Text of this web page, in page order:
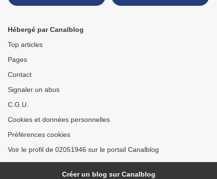
7 ème EDITION
Hébergé par Canalblog
Top articles
Pages
Contact
Signaler un abus
C.G.U.
Cookies et données personnelles
Préférences cookies
Voir le profil de 02051946 sur le portail Canalblog
Créer un blog sur Canalblog